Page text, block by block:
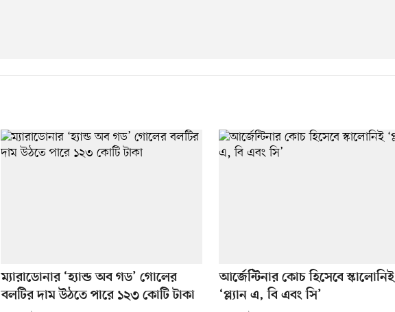
ম্যারাডোনার ‘হ্যান্ড অব গড’ গোলের
বলটির দাম উঠতে পারে ১২৩ কোটি টাকা
আর্জেন্টিনার কোচ হিসেবে স্কালোনিই
‘প্ল্যান এ, বি এবং সি’